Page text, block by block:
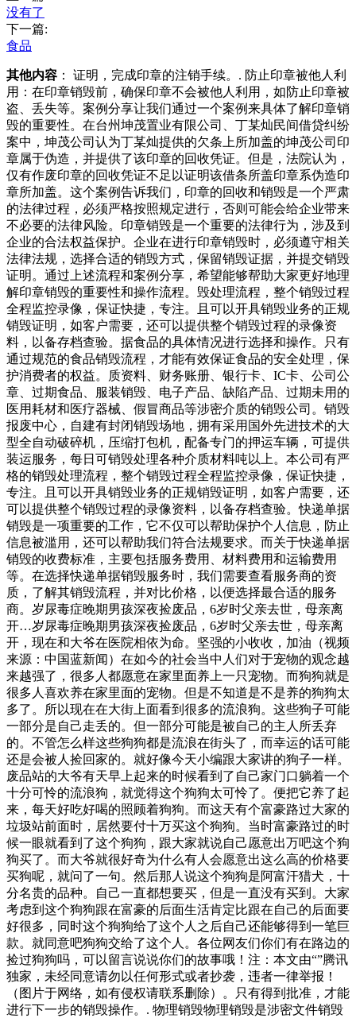
没有了
下一篇:
食品
其他内容 ： 证明，完成印章的注销手续。. 防止印章被他人利
用：在印章销毁前，确保印章不会被他人利用，如防止印章被
盗、丢失等。案例分享让我们通过一个案例来具体了解印章销
毁的重要性。在台州坤茂置业有限公司、丁某灿民间借贷纠纷
案中，坤茂公司认为丁某灿提供的欠条上所加盖的坤茂公司印
章属于伪造，并提供了该印章的回收凭证。但是，法院认为，
仅有作废印章的回收凭证不足以证明该借条所盖印章系伪造印
章所加盖。这个案例告诉我们，印章的回收和销毁是一个严肃
的法律过程，必须严格按照规定进行，否则可能会给企业带来
不必要的法律风险。印章销毁是一个重要的法律行为，涉及到
企业的合法权益保护。企业在进行印章销毁时，必须遵守相关
法律法规，选择合适的销毁方式，保留销毁证据，并提交销毁
证明。通过上述流程和案例分享，希望能够帮助大家更好地理
解印章销毁的重要性和操作流程。毁处理流程，整个销毁过程
全程监控录像，保证快捷，专注。且可以开具销毁业务的正规
销毁证明，如客户需要，还可以提供整个销毁过程的录像资
料，以备存档查验。据食品的具体情况进行选择和操作。只有
通过规范的食品销毁流程，才能有效保证食品的安全处理，保
护消费者的权益。质资料、财务账册、银行卡、IC卡、公司公
章、过期食品、服装销毁、电子产品、缺陷产品、过期未用的
医用耗材和医疗器械、假冒商品等涉密介质的销毁公司。销毁
报废中心，自建有封闭销毁场地，拥有采用国外先进技术的大
型全自动破碎机，压缩打包机，配备专门的押运车辆，可提供
装运服务，每日可销毁处理各种介质材料吨以上。本公司有严
格的销毁处理流程，整个销毁过程全程监控录像，保证快捷，
专注。且可以开具销毁业务的正规销毁证明，如客户需要，还
可以提供整个销毁过程的录像资料，以备存档查验。快递单据
销毁是一项重要的工作，它不仅可以帮助保护个人信息，防止
信息被滥用，还可以帮助我们符合法规要求。而关于快递单据
销毁的收费标准，主要包括服务费用、材料费用和运输费用
等。在选择快递单据销毁服务时，我们需要查看服务商的资
质，了解其销毁流程，并对比价格，以便选择最合适的服务
商。岁尿毒症晚期男孩深夜捡废品，6岁时父亲去世，母亲离
开…岁尿毒症晚期男孩深夜捡废品，6岁时父亲去世，母亲离
开，现在和大爷在医院相依为命。坚强的小收收，加油（视频
来源：中国蓝新闻）在如今的社会当中人们对于宠物的观念越
来越强了，很多人都愿意在家里面养上一只宠物。而狗狗就是
很多人喜欢养在家里面的宠物。但是不知道是不是养的狗狗太
多了。所以现在在大街上面看到很多的流浪狗。这些狗子可能
一部分是自己走丢的。但一部分可能是被自己的主人所丢弃
的。不管怎么样这些狗狗都是流浪在街头了，而幸运的话可能
还是会被人捡回家的。就好像今天小编跟大家讲的狗子一样。
废品站的大爷有天早上起来的时候看到了自己家门口躺着一个
十分可怜的流浪狗，就觉得这个狗狗太可怜了。便把它养了起
来，每天好吃好喝的照顾着狗狗。而这天有个富豪路过大家的
垃圾站前面时，居然要付十万买这个狗狗。当时富豪路过的时
候一眼就看到了这个狗狗，跟大家就说自己愿意出万吧这个狗
狗买了。而大爷就很好奇为什么有人会愿意出这么高的价格要
买狗呢，就问了一句。然后那人说这个狗狗是阿富汗猎犬，十
分名贵的品种。自己一直都想要买，但是一直没有买到。大家
考虑到这个狗狗跟在富豪的后面生活肯定比跟在自己的后面要
好很多，同时这个狗狗给了这个人之后自己还能够得到一笔巨
款。就同意吧狗狗交给了这个人。各位网友们你们有在路边的
捡过狗狗吗，可以留言说说你们的故事哦！注：本文由“”腾讯
独家，未经同意请勿以任何形式或者抄袭，违者一律举报！
（图片于网络，如有侵权请联系删除）。只有得到批准，才能
进行下一步的销毁操作。. 物理销毁物理销毁是涉密文件销毁